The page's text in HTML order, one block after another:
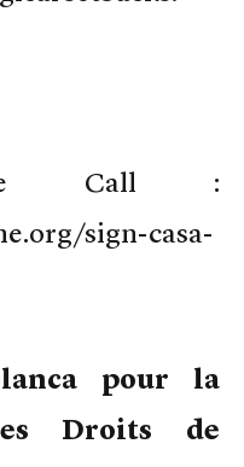
Call :
sign-casa-
pour la
Droits de